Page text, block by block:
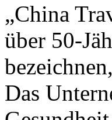
„China
über 50-
Das